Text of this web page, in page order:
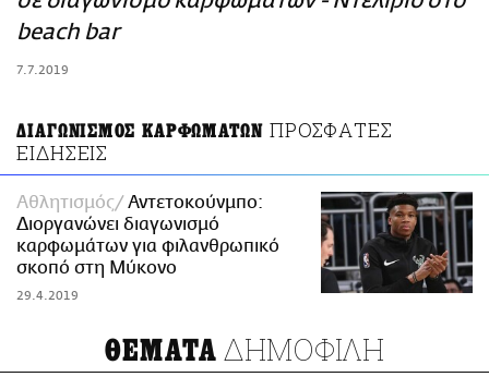
ΑΜΠΑ
beach bar
7.7.2019
ΔΙΑΓΩΝΙΣΜΟΣ ΚΑΡΦΩΜΑΤΩΝ ΠΡΟΣΦΑΤΕΣ
ΕΙΔΗΣΕΙΣ
Αθλητισμός
Αντετοκούνμπο:
Διοργανώνει διαγωνισμό
καρφωμάτων για φιλανθρωπικό
σκοπό στη Μύκονο
29.4.2019
ΘΕΜΑΤΑ ΔΗΜΟΦΙΛΗ